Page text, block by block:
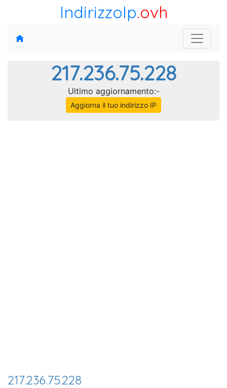
IndirizzoIp.ovh
217.236.75.228
Ultimo aggiornamento:-
Aggiorna il tuo indirizzo IP
217.236.75.228